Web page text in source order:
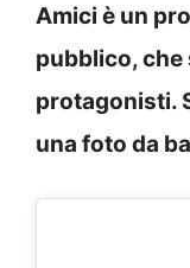
Amici è un
pubblico, che
protagonisti.
una foto da